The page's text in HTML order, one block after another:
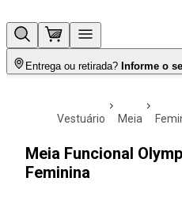
Entrega ou retirada? Informe o
vestuário meia
Meia Funcional
Feminina